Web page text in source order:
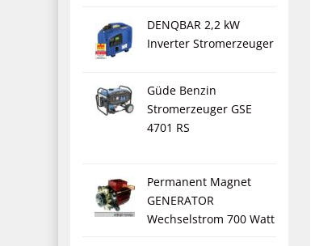
DENQBAR 2,2 kW
Inverter Stromerzeuger
Güde Benzin
Stromerzeuger GSE
4701 RS
Permanent Magnet
GENERATOR
Wechselstrom 700 Watt